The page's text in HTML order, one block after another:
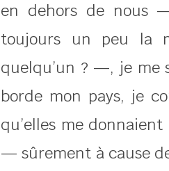
en dehors de nous
toujours un peu la
quelqu’un ? —, je me
borde mon pays, je
qu’elles me
— sûrement à cause